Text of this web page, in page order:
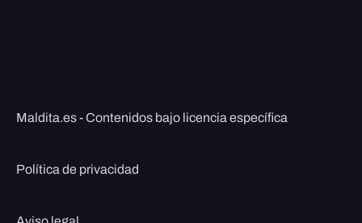
Maldita.es - Contenidos bajo licencia específica
Política de privacidad